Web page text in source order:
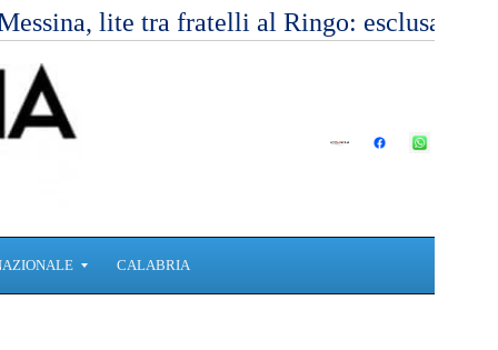
lite tra fratelli al Ringo: esclusa
CALABRIA